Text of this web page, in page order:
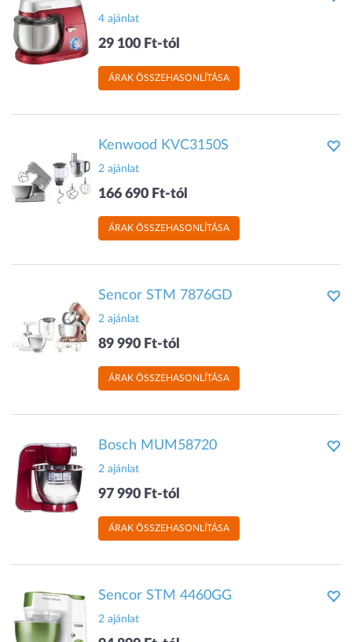
4 ajánlat
29 100 Ft-tól
ÁRAK ÖSSZEHASONLÍTÁSA
Kenwood KVC3150S
2 ajánlat
166 690 Ft-tól
ÁRAK ÖSSZEHASONLÍTÁSA
Sencor STM 7876GD
2 ajánlat
89 990 Ft-tól
ÁRAK ÖSSZEHASONLÍTÁSA
Bosch MUM58720
2 ajánlat
97 990 Ft-tól
ÁRAK ÖSSZEHASONLÍTÁSA
Sencor STM 4460GG
2 ajánlat